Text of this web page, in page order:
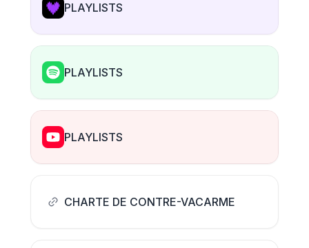
CHARTE DE CONTRE-VACARME
PLAYLISTS
PLAYLISTS
PLAYLISTS